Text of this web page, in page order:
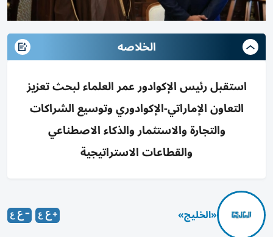
الخلاصه
استقبل رئيس الإكوادور عمر العلماء لبحث تعزيز
التعاون الإماراتي-الإكوادوري وتوسيع الشراكات
والتجارة والاستثمار والذكاء الاصطناعي
والقطاعات الاستراتيجية
«الخليج»